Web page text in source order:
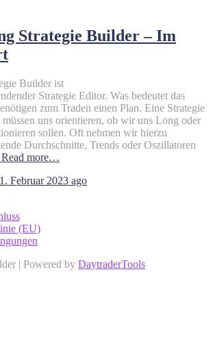
Strategie Builder – Im
Builder ist
Strategie Editor. Was bedeutet das
zum Traden einen Plan. Eine Strategie
uns orientieren, ob wir uns Long oder
sollen. Oft nehmen wir hierzu
Durchschnitte, Trends oder Oszillatoren
Read more…
Februar 2023 ago
(EU)
| Powered by DaytraderTools